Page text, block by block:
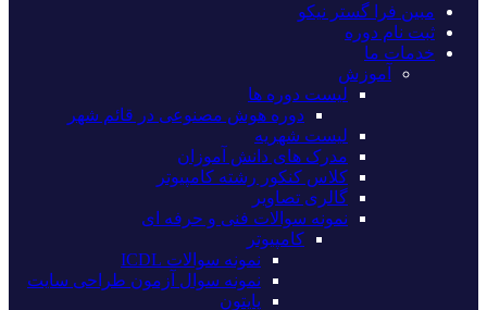
مبین فرا گستر نیکو
ثبت نام دوره
خدمات ما
آموزش
لیست دوره ها
دوره هوش مصنوعی در قائم شهر
لیست شهریه
مدرک های دانش آموزان
کلاس کنکور رشته کامپیوتر
گالری تصاویر
نمونه سوالات فنی و حرفه ای
کامپیوتر
نمونه سوالات ICDL
نمونه سوال آزمون طراحی سایت
پایتون